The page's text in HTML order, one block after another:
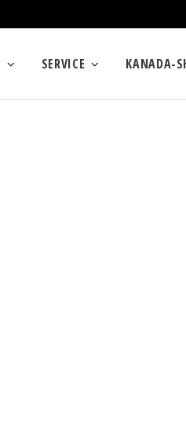
SERVICE KANADA-